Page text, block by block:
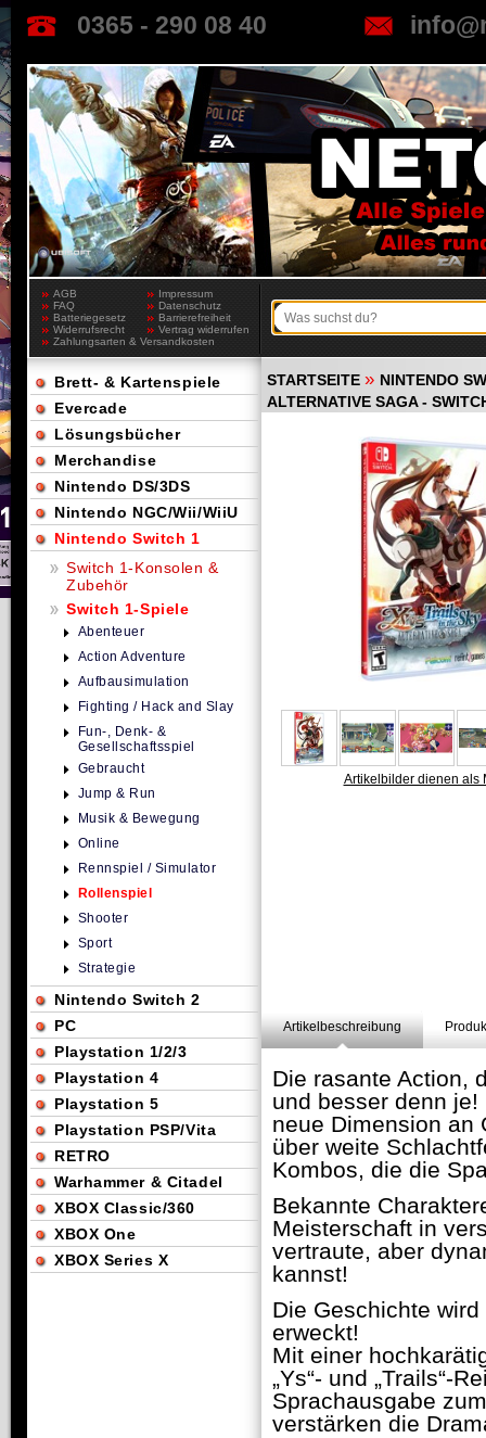
0365 - 290 08 40
AGB
Impressum
FAQ
Datenschutz
Batteriegesetz
Barrierefreiheit
Widerrufsrecht
Vertrag widerrufen
Zahlungsarten & Versandkosten
STARTSEITE » NINTENDO
ALTERNATIVE SAGA -
Artikelbilder dienen als
Artikelbeschreibung
Die rasante Action,
und besser denn
neue Dimension an
über weite
Kombos, die die
Bekannte
Meisterschaft in
vertraute, aber
kannst!
Die Geschichte
erweckt!
Mit einer
„Ys“- und „Trails“-
Sprachausgabe
verstärken die
Brett- & Kartenspiele
Evercade
Lösungsbücher
Merchandise
Nintendo DS/3DS
Nintendo NGC/Wii/WiiU
Nintendo Switch 1
Switch 1-Konsolen &
Zubehör
Switch 1-Spiele
Abenteuer
Action Adventure
Aufbausimulation
Fighting / Hack and Slay
Fun-, Denk- &
Gesellschaftsspiel
Gebraucht
Jump & Run
Musik & Bewegung
Online
Rennspiel / Simulator
Rollenspiel
Shooter
Sport
Strategie
Nintendo Switch 2
PC
Playstation 1/2/3
Playstation 4
Playstation 5
Playstation PSP/Vita
RETRO
Warhammer & Citadel
XBOX Classic/360
XBOX One
XBOX Series X